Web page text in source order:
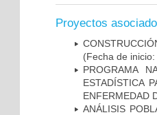
Proyectos
(Fecha de
PROGRAMA
ESTADÍSTICA
ENFERMEDAD
ANÁLISIS